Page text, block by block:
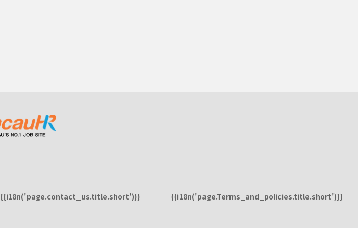
{{i18n('page.contact_us.title.short')}} {{i18n('page.Terms_and_policies.title.short')}}